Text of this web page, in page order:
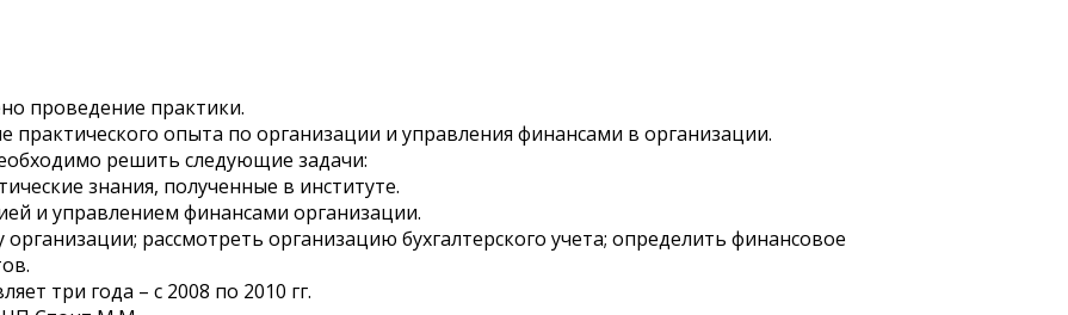
проведение практики.
практического опыта по организации и управления финансами в организации.
решить следующие задачи:
знания, полученные в институте.
и управлением финансами организации.
рассмотреть организацию бухгалтерского учета; определить финансовое
три года – с 2008 по 2010 гг.